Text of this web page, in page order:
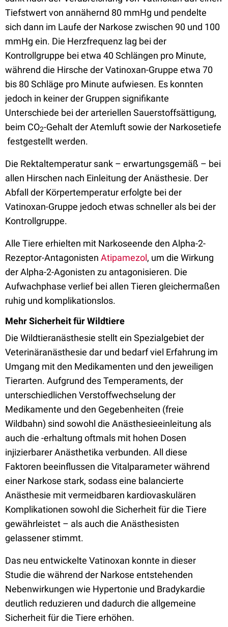
Tiefstwert von annähernd 80 mmHg und pendelte
sich dann im Laufe der Narkose zwischen 90 und 100
mmHg ein. Die Herzfrequenz lag bei der
Kontrollgruppe bei etwa 40 Schlängen pro Minute,
während die Hirsche der Vatinoxan-Gruppe etwa 70
bis 80 Schläge pro Minute aufwiesen. Es konnten
jedoch in keiner der Gruppen signifikante
Unterschiede bei der arteriellen Sauerstoffsättigung,
beim CO2-Gehalt der Atemluft sowie der Narkosetiefe
festgestellt werden.
Die Rektaltemperatur sank – erwartungsgemäß – bei
allen Hirschen nach Einleitung der Anästhesie. Der
Abfall der Körpertemperatur erfolgte bei der
Vatinoxan-Gruppe jedoch etwas schneller als bei der
Kontrollgruppe.
Alle Tiere erhielten mit Narkoseende den Alpha-2-
Rezeptor-Antagonisten Atipamezol, um die Wirkung
der Alpha-2-Agonisten zu antagonisieren. Die
Aufwachphase verlief bei allen Tieren gleichermaßen
ruhig und komplikationslos.
Mehr Sicherheit für Wildtiere
Die Wildtieranästhesie stellt ein Spezialgebiet der
Veterinäranästhesie dar und bedarf viel Erfahrung im
Umgang mit den Medikamenten und den jeweiligen
Tierarten. Aufgrund des Temperaments, der
unterschiedlichen Verstoffwechselung der
Medikamente und den Gegebenheiten (freie
Wildbahn) sind sowohl die Anästhesieeinleitung als
auch die -erhaltung oftmals mit hohen Dosen
injizierbarer Anästhetika verbunden. All diese
Faktoren beeinflussen die Vitalparameter während
einer Narkose stark, sodass eine balancierte
Anästhesie mit vermeidbaren kardiovaskulären
Komplikationen sowohl die Sicherheit für die Tiere
gewährleistet – als auch die Anästhesisten
gelassener stimmt.
Das neu entwickelte Vatinoxan konnte in dieser
Studie die während der Narkose entstehenden
Nebenwirkungen wie Hypertonie und Bradykardie
deutlich reduzieren und dadurch die allgemeine
Sicherheit für die Tiere erhöhen.